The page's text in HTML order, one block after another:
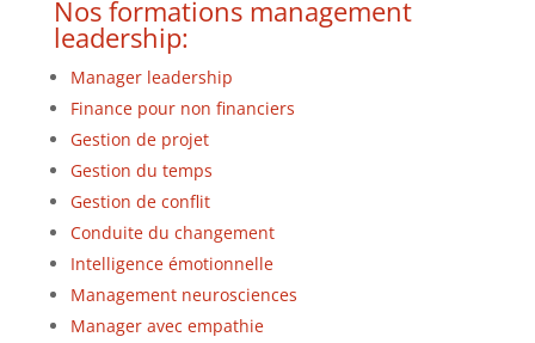
Nos formations management
leadership:
Manager leadership
Finance pour non financiers
Gestion de projet
Gestion du temps
Gestion de conflit
Conduite du changement
Intelligence émotionnelle
Management neurosciences
Manager avec empathie